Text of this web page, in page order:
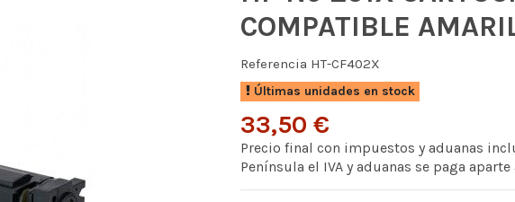
COMPATIBLE
Referencia HT-CF402X
Últimas unidades en stock
33,50 €
Precio final con impuestos y aduanas
Península el IVA y aduanas se paga